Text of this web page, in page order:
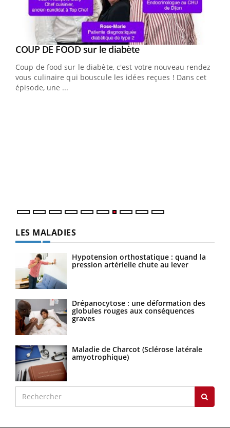
Youtube
COUP DE FOOD sur le diabèteYoutube
Coup de food sur le diabète, c'est votre nouveau rendez-
vous culinaire qui bouscule les idées reçues ! Dans cet
épisode, une ...
LES MALADIES
Hypotension orthostatique : quand la
pression artérielle chute au lever
Drépanocytose : une déformation des
globules rouges aux conséquences
graves
Maladie de Charcot (Sclérose latérale
amyotrophique)